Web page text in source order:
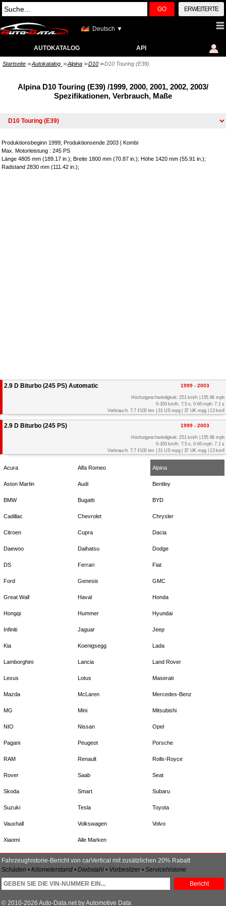
GO ERWEITERTE
Deutsch ▼
AUTOKATALOG API
Startseite >> Autokatalog >> Alpina >> D10 >> D10 Touring (E39)
Alpina D10 Touring (E39) /1999, 2000, 2001, 2002, 2003/
Spezifikationen, Verbrauch, Maße
Produktionsbeginn 1999; Produktionsende 2003 | Kombi
Max. Motorleistung : 245 PS
Länge 4805 mm (189.17 in.); Breite 1800 mm (70.87 in.); Höhe 1420 mm (55.91 in.);
Radstand 2830 mm (111.42 in.);
2.9 D Biturbo (245 PS) Automatic 1999 - 2003
Höchstgeschwindigkeit: 251 km/h | 155.96 mph
0-100 km/h: 7.5 s, 0-60 mph: 7.1 s
Verbrauch: 7.7 l/100 km | 31 US mpg | 37 UK mpg | 13 km/l
2.9 D Biturbo (245 PS) 1999 - 2003
Höchstgeschwindigkeit: 251 km/h | 155.96 mph
0-100 km/h: 7.5 s, 0-60 mph: 7.1 s
Verbrauch: 7.7 l/100 km | 31 US mpg | 37 UK mpg | 13 km/l
Acura Alfa Romeo Alpina
Aston Martin Audi Bentley
BMW Bugatti BYD
Cadillac Chevrolet Chrysler
Citroen Cupra Dacia
Daewoo Daihatsu Dodge
DS Ferrari Fiat
Ford Genesis GMC
Great Wall Haval Honda
Hongqi Hummer Hyundai
Infiniti Jaguar Jeep
Kia Koenigsegg Lada
Lamborghini Lancia Land Rover
Lexus Lotus Maserati
Mazda McLaren Mercedes-Benz
MG Mini Mitsubishi
NIO Nissan Opel
Pagani Peugeot Porsche
RAM Renault Rolls-Royce
Rover Saab Seat
Skoda Smart Subaru
Suzuki Tesla Toyota
Vauxhall Volkswagen Volvo
Xiaomi Alle Marken
Fahrzeughistorie-Bericht von carVertical mit zusätzlichen 20% Rabatt
Schäden • Kilometerstand • Diebstahl • Vorbesitzer • Servicehistorie
Bericht
© 2010-2026 Auto-Data.net by Automotive Data